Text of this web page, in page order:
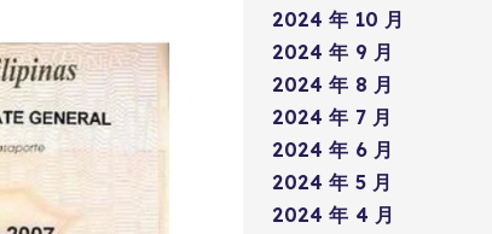
2024 年 10 月
2024 年 9 月
2024 年 8 月
2024 年 7 月
2024 年 6 月
2024 年 5 月
2024 年 4 月